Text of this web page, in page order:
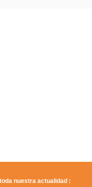
nuestra actualidad :